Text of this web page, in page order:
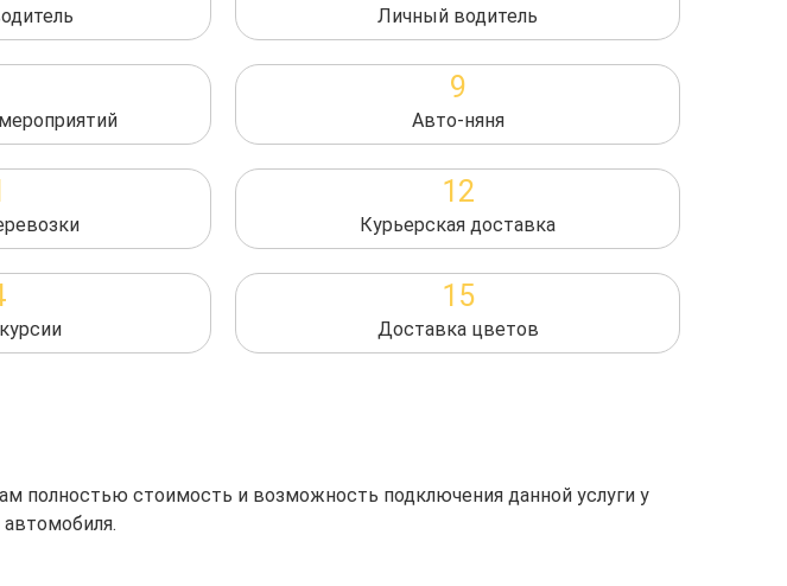
Личный водитель
9
Авто-няня
12
Курьерская доставка
15
Доставка цветов
полностью стоимость и возможность подключения данной услуги у